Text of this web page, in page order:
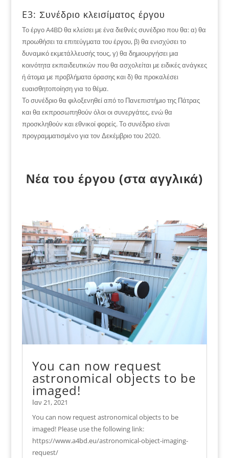
E3: Συνέδριο κλεισίματος έργου
Το έργο A4BD θα κλείσει με ένα διεθνές συνέδριο που θα: α) θα
προωθήσει τα επιτεύγματα του έργου, β) θα ενισχύσει το
δυναμικό εκμετάλλευσής τους, γ) θα δημιουργήσει μια
κοινότητα εκπαιδευτικών που θα ασχολείται με ειδικές ανάγκες
ή άτομα με προβλήματα όρασης και δ) θα προκαλέσει
ευαισθητοποίηση για το θέμα.
Το συνέδριο θα φιλοξενηθεί από το Πανεπιστήμιο της Πάτρας
και θα εκπροσωπηθούν όλοι οι συνεργάτες, ενώ θα
προσκληθούν και εθνικοί φορείς. Το συνέδριο είναι
προγραμματισμένο για τον Δεκέμβριο του 2020.
Νέα του έργου (στα αγγλικά)
You can now request
astronomical objects to be
imaged!
Ιαν 21, 2021
You can now request astronomical objects to be
imaged! Please use the following link:
https://www.a4bd.eu/astronomical-object-imaging-
request/